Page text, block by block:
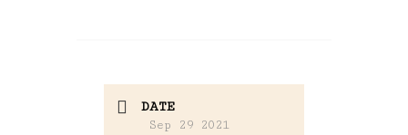
DATE
Sep 29 2021